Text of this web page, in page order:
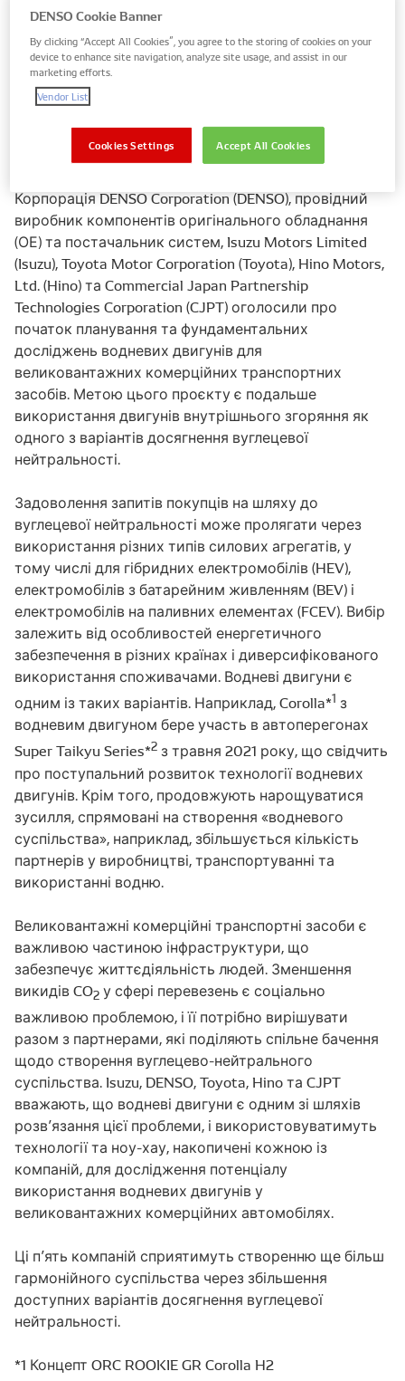
Корпорація DENSO Corporation (DENSO), провідний
виробник компонентів оригінального обладнання
(ОЕ) та постачальник систем, Isuzu Motors Limited
(Isuzu), Toyota Motor Corporation (Toyota), Hino Motors,
Ltd. (Hino) та Commercial Japan Partnership
Technologies Corporation (CJPT) оголосили про
початок планування та фундаментальних
досліджень водневих двигунів для
великовантажних комерційних транспортних
засобів. Метою цього проєкту є подальше
використання двигунів внутрішнього згоряння як
одного з варіантів досягнення вуглецевої
нейтральності.
Задоволення запитів покупців на шляху до
вуглецевої нейтральності може пролягати через
використання різних типів силових агрегатів, у
тому числі для гібридних електромобілів (HEV),
електромобілів з батарейним живленням (BEV) і
електромобілів на паливних елементах (FCEV). Вибір
залежить від особливостей енергетичного
забезпечення в різних країнах і диверсифікованого
використання споживачами. Водневі двигуни є
одним із таких варіантів. Наприклад, Corolla*1 з
водневим двигуном бере участь в автоперегонах
Super Taikyu Series*2 з травня 2021 року, що свідчить
про поступальний розвиток технології водневих
двигунів. Крім того, продовжують нарощуватися
зусилля, спрямовані на створення «водневого
суспільства», наприклад, збільшується кількість
партнерів у виробництві, транспортуванні та
використанні водню.
Великовантажні комерційні транспортні засоби є
важливою частиною інфраструктури, що
забезпечує життєдіяльність людей. Зменшення
викидів CO2 у сфері перевезень є соціально
важливою проблемою, і її потрібно вирішувати
разом з партнерами, які поділяють спільне бачення
щодо створення вуглецево-нейтрального
суспільства. Isuzu, DENSO, Toyota, Hino та CJPT
вважають, що водневі двигуни є одним зі шляхів
розв’язання цієї проблеми, і використовуватимуть
технології та ноу-хау, накопичені кожною із
компаній, для дослідження потенціалу
використання водневих двигунів у
великовантажних комерційних автомобілях.
Ці п’ять компаній сприятимуть створенню ще більш
гармонійного суспільства через збільшення
доступних варіантів досягнення вуглецевої
нейтральності.
*1 Концепт ORC ROOKIE GR Corolla H2
DENSO Cookie Banner
By clicking “Accept All Cookies”, you agree to the storing of cookies on your
device to enhance site navigation, analyze site usage, and assist in our
marketing efforts.
Vendor List
Accept All Cookies
Cookies Settings